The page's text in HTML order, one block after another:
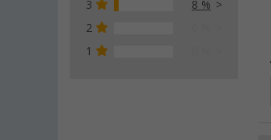
3
8 %
2
1